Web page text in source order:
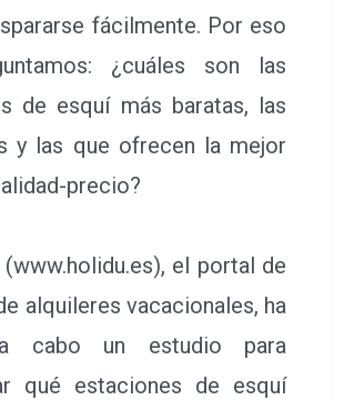
fácilmente. Por eso
¿cuáles son las
de esquí más baratas, las
y las que ofrecen la mejor
precio?
el portal de
alquileres vacacionales, ha
cabo un estudio para
qué estaciones de esquí